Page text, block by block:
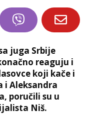
juga Srbije
reaguju i
koji kače i
i Aleksandra
poručili su u
Niš.